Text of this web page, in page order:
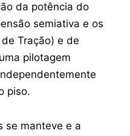
da potência do
semiativa e os
Tração) e de
pilotagem
piso.
se manteve e a